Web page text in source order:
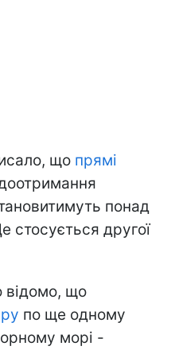
що прямі
понад
стосується другої
відомо, що
по ще одному
морі -